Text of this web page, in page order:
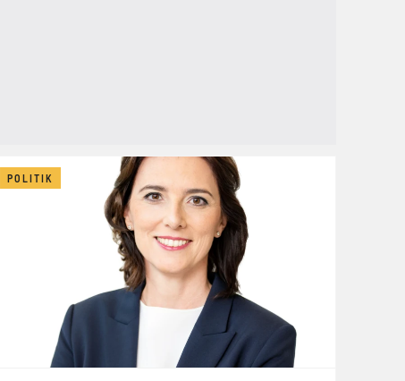
POLITIK